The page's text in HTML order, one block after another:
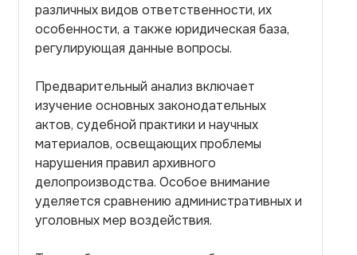
различных видов ответственности, их
особенности, а также юридическая база,
регулирующая данные вопросы.
Предварительный анализ включает
изучение основных законодательных
актов, судебной практики и научных
материалов, освещающих проблемы
нарушения правил архивного
делопроизводства. Особое внимание
уделяется сравнению административных и
уголовных мер воздействия.